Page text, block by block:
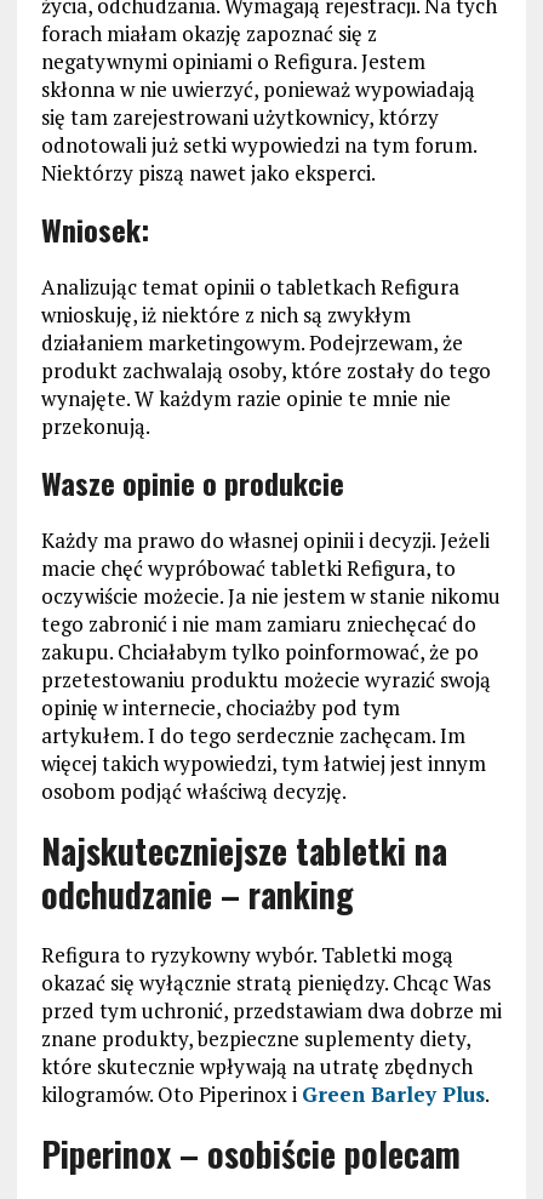
forach miałam okazję zapoznać się z
negatywnymi opiniami o Refigura. Jestem
skłonna w nie uwierzyć, ponieważ wypowiadają
się tam zarejestrowani użytkownicy, którzy
odnotowali już setki wypowiedzi na tym forum.
Niektórzy piszą nawet jako eksperci.
Wniosek:
Analizując temat opinii o tabletkach Refigura
wnioskuję, iż niektóre z nich są zwykłym
działaniem marketingowym. Podejrzewam, że
produkt zachwalają osoby, które zostały do tego
wynajęte. W każdym razie opinie te mnie nie
przekonują.
Wasze opinie o produkcie
Każdy ma prawo do własnej opinii i decyzji. Jeżeli
macie chęć wypróbować tabletki Refigura, to
oczywiście możecie. Ja nie jestem w stanie nikomu
tego zabronić i nie mam zamiaru zniechęcać do
zakupu. Chciałabym tylko poinformować, że po
przetestowaniu produktu możecie wyrazić swoją
opinię w internecie, chociażby pod tym
artykułem. I do tego serdecznie zachęcam. Im
więcej takich wypowiedzi, tym łatwiej jest innym
osobom podjąć właściwą decyzję.
Najskuteczniejsze tabletki na
odchudzanie – ranking
Refigura to ryzykowny wybór. Tabletki mogą
okazać się wyłącznie stratą pieniędzy. Chcąc Was
przed tym uchronić, przedstawiam dwa dobrze mi
znane produkty, bezpieczne suplementy diety,
które skutecznie wpływają na utratę zbędnych
kilogramów. Oto Piperinox i Green Barley Plus.
Piperinox – osobiście polecam